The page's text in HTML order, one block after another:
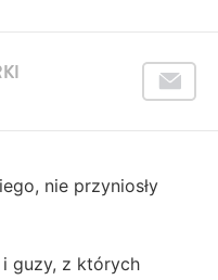
nie przyniosły
guzy, z których